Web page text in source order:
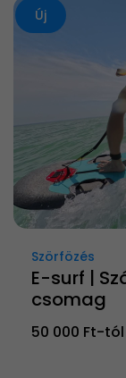
Új
Szörfözés
E-surf |
csomag
50 000 Ft-tól